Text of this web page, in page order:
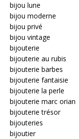
bijou lune
bijou moderne
bijou privé
bijou vintage
bijouterie
bijouterie au rubis
bijouterie barbes
bijouterie fantaisie
bijouterie la perle
bijouterie marc orian
bijouterie trésor
bijouteries
bijoutier